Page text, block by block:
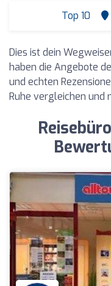
Top 10
Dies ist dein
haben die Angebote
und echten
Ruhe vergleichen und